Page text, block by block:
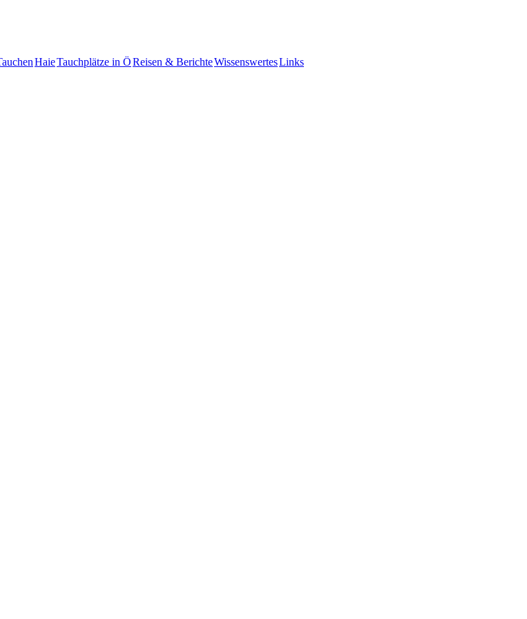
HaieTauchplätze in ÖReisen & BerichteWissenswertesLinks